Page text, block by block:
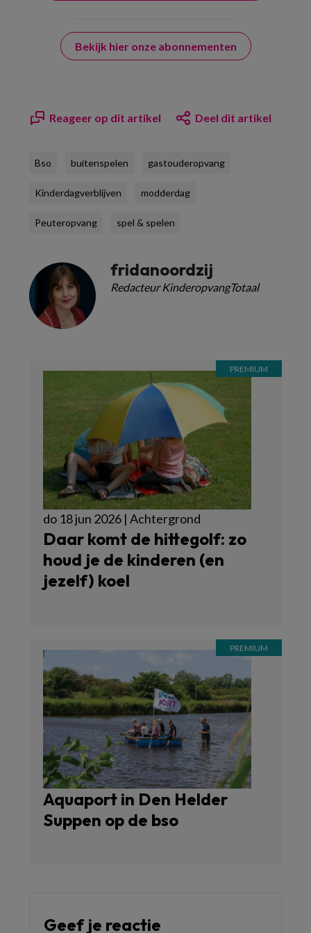
Bekijk hier onze abonnementen
Reageer op dit artikel Deel dit artikel
Bso buitenspelen gastouderopvang
Kinderdagverblijven modderdag
Peuteropvang spel & spelen
fridanoordzij
Redacteur KinderopvangTotaal
do 18 jun 2026 | Achtergrond
Daar komt de hittegolf: zo
houd je de kinderen (en
jezelf) koel
Aquaport in Den Helder
Suppen op de bso
Geef je reactie